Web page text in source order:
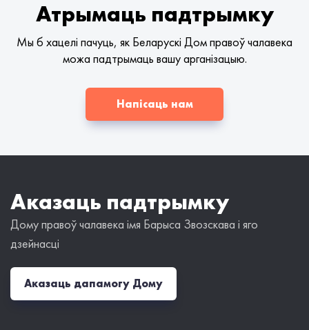
Атрымаць падтрымку
Мы б хацелі пачуць, як Беларускі Дом правоў чалавека
можа падтрымаць вашу арганізацыю.
Напісаць нам
Аказаць падтрымку
Дому правоў чалавека імя Барыса Звозскава і яго
дзейнасці
Аказаць дапамогу Дому